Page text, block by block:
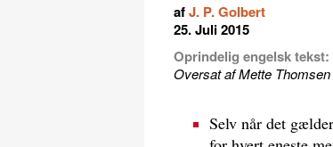
afJ. P. Golbert
25. Juli 2015
Oprindelig engelsk tekst:
Oversat af Mette Thomsen
Selv når det